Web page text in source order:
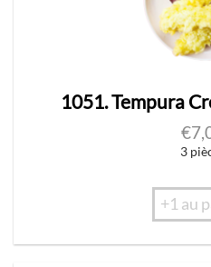
1051. Tempura
€
3
+1 au